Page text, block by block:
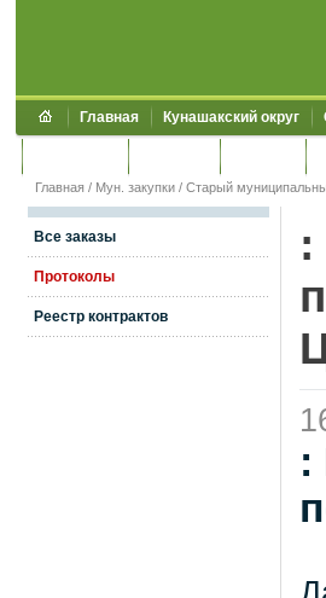
Главная Кунашакский округ
Главная / Мун. закупки / Старый
Все заказы
Протоколы
Реестр контрактов
:
: